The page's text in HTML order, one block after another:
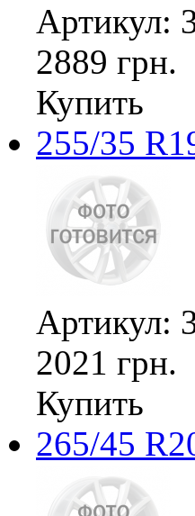
Артикул:
2889 грн.
Купить
255/35
Артикул:
2021 грн.
Купить
265/45